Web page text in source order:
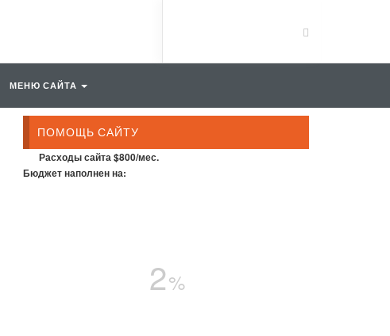
МЕНЮ САЙТА
ПОМОЩЬ САЙТУ
Расходы сайта $800/мес.
Бюджет наполнен на:
2%